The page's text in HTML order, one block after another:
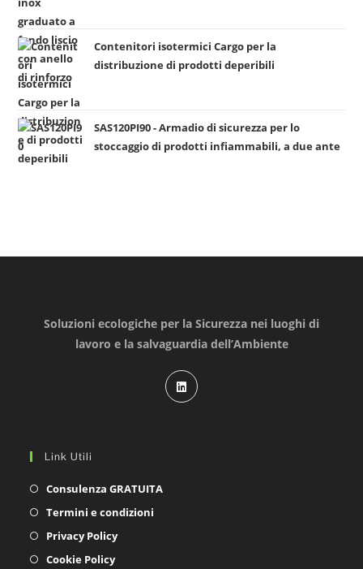
i
a
Contenitori isotermici Cargo per la
distribuzione di prodotti deperibili
SAS120PI90 - Armadio di sicurezza per lo
stoccaggio di prodotti infiammabili, a due ante
Soluzioni ecologiche per la Sicurezza nei luoghi di
lavoro e la salvaguardia dell’Ambiente
Opens
Link Utili
Consulenza GRATUITA
Termini e condizioni
Privacy Policy
Cookie Policy